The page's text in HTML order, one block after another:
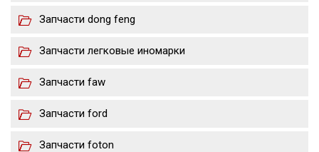
Запчасти dong feng
Запчасти легковые иномарки
Запчасти faw
Запчасти ford
Запчасти foton